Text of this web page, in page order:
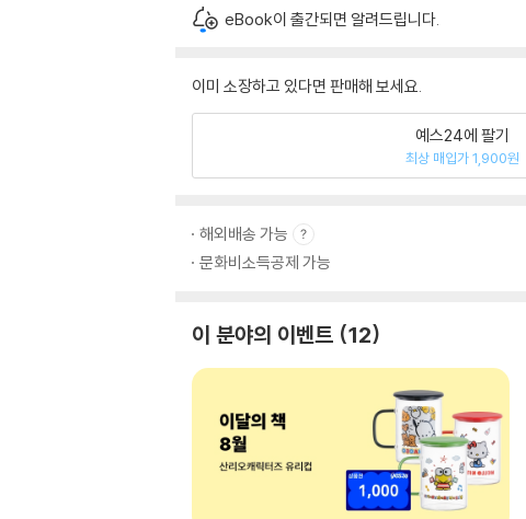
eBook이 출간되면 알려드립니다.
이미 소장하고 있다면 판매해 보세요.
예스24에 팔기
최상 매입가 1,900원
해외배송 가능
문화비소득공제 가능
이 분야의 이벤트 12